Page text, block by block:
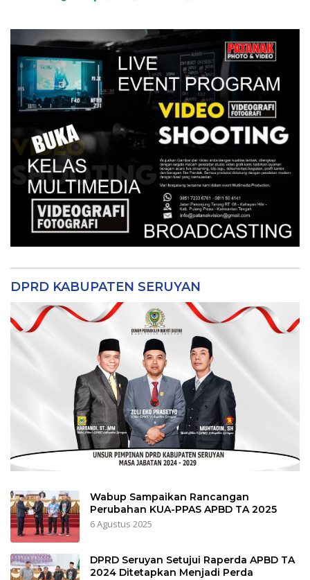
DPRD KABUPATEN SERUYAN
Wabup Sampaikan Rancangan
Perubahan KUA-PPAS APBD TA 2025
6 Agustus 2025
DPRD Seruyan Setujui Raperda APBD TA
2024 Ditetapkan Menjadi Perda